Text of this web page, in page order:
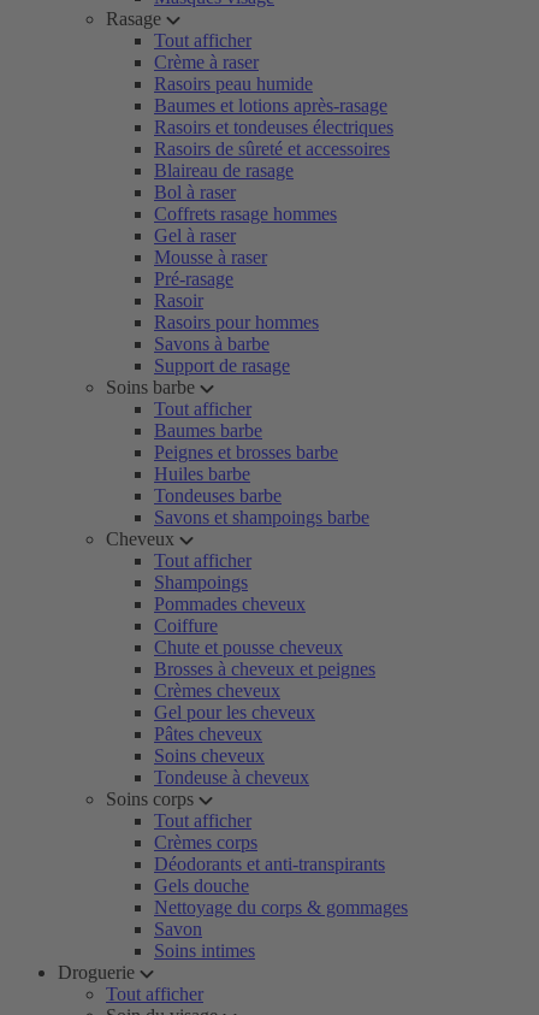
Rasage
Tout afficher
Crème à raser
Rasoirs peau humide
Baumes et lotions après-rasage
Rasoirs et tondeuses électriques
Rasoirs de sûreté et accessoires
Blaireau de rasage
Bol à raser
Coffrets rasage hommes
Gel à raser
Mousse à raser
Pré-rasage
Rasoir
Rasoirs pour hommes
Savons à barbe
Support de rasage
Soins barbe
Tout afficher
Baumes barbe
Peignes et brosses barbe
Huiles barbe
Tondeuses barbe
Savons et shampoings barbe
Cheveux
Tout afficher
Shampoings
Pommades cheveux
Coiffure
Chute et pousse cheveux
Brosses à cheveux et peignes
Crèmes cheveux
Gel pour les cheveux
Pâtes cheveux
Soins cheveux
Tondeuse à cheveux
Soins corps
Tout afficher
Crèmes corps
Déodorants et anti-transpirants
Gels douche
Nettoyage du corps & gommages
Savon
Soins intimes
Droguerie
Tout afficher